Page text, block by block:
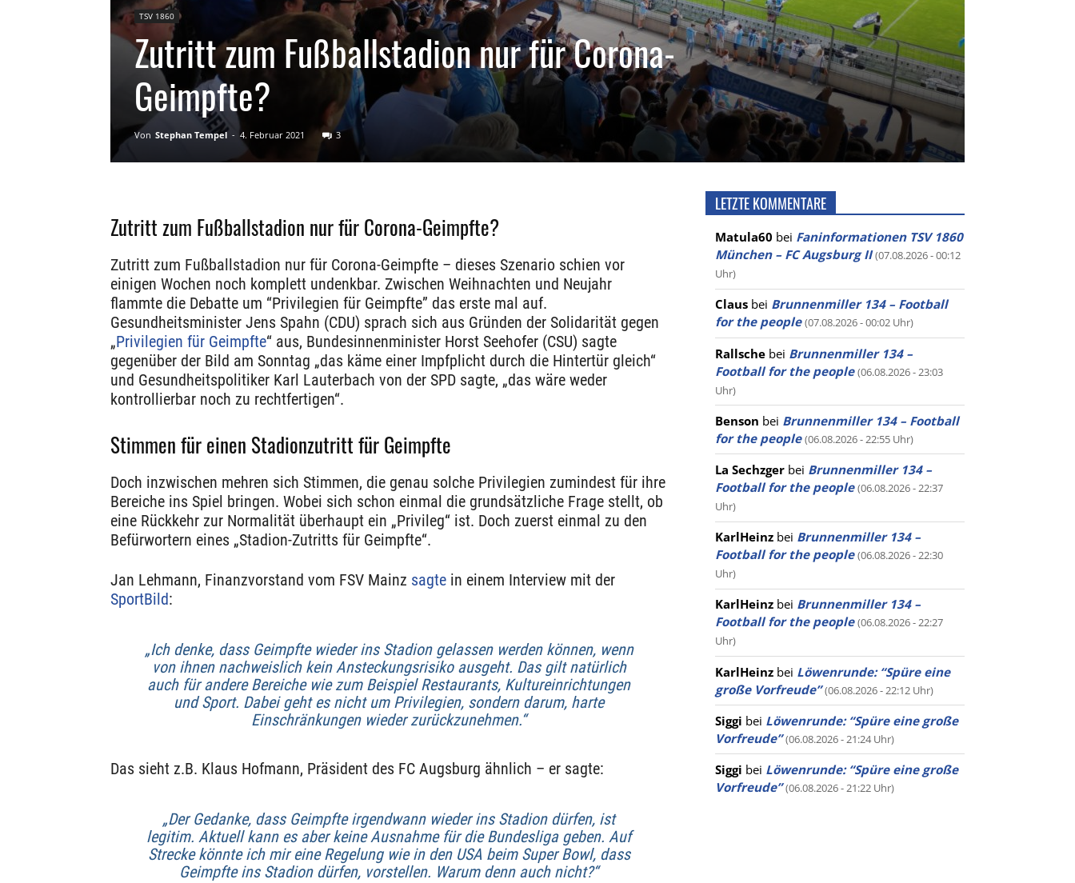
TSV 1860
Zutritt zum Fußballstadion nur für Corona-
Geimpfte?
Von Stephan Tempel - 4. Februar 2021 3
Zutritt zum Fußballstadion nur für Corona-Geimpfte?
Zutritt zum Fußballstadion nur für Corona-Geimpfte – dieses Szenario schien vor
einigen Wochen noch komplett undenkbar. Zwischen Weihnachten und Neujahr
flammte die Debatte um “Privilegien für Geimpfte” das erste mal auf.
Gesundheitsminister Jens Spahn (CDU) sprach sich aus Gründen der Solidarität gegen
„Privilegien für Geimpfte“ aus, Bundesinnenminister Horst Seehofer (CSU) sagte
gegenüber der Bild am Sonntag „das käme einer Impfplicht durch die Hintertür gleich“
und Gesundheitspolitiker Karl Lauterbach von der SPD sagte, „das wäre weder
kontrollierbar noch zu rechtfertigen“.
Stimmen für einen Stadionzutritt für Geimpfte
Doch inzwischen mehren sich Stimmen, die genau solche Privilegien zumindest für ihre
Bereiche ins Spiel bringen. Wobei sich schon einmal die grundsätzliche Frage stellt, ob
eine Rückkehr zur Normalität überhaupt ein „Privileg“ ist. Doch zuerst einmal zu den
Befürwortern eines „Stadion-Zutritts für Geimpfte“.
Jan Lehmann, Finanzvorstand vom FSV Mainz sagte in einem Interview mit der
SportBild:
„Ich denke, dass Geimpfte wieder ins Stadion gelassen werden können, wenn
von ihnen nachweislich kein Ansteckungsrisiko ausgeht. Das gilt natürlich
auch für andere Bereiche wie zum Beispiel Restaurants, Kultureinrichtungen
und Sport. Dabei geht es nicht um Privilegien, sondern darum, harte
Einschränkungen wieder zurückzunehmen.“
Das sieht z.B. Klaus Hofmann, Präsident des FC Augsburg ähnlich – er sagte:
„Der Gedanke, dass Geimpfte irgendwann wieder ins Stadion dürfen, ist
legitim. Aktuell kann es aber keine Ausnahme für die Bundesliga geben. Auf
Strecke könnte ich mir eine Regelung wie in den USA beim Super Bowl, dass
Geimpfte ins Stadion dürfen, vorstellen. Warum denn auch nicht?“
LETZTE KOMMENTARE
Matula60 bei Faninformationen TSV 1860
München – FC Augsburg II (07.08.2026 - 00:12
Uhr)
Claus bei Brunnenmiller 134 – Football
for the people (07.08.2026 - 00:02 Uhr)
Rallsche bei Brunnenmiller 134 –
Football for the people (06.08.2026 - 23:03
Uhr)
Benson bei Brunnenmiller 134 – Football
for the people (06.08.2026 - 22:55 Uhr)
La Sechzger bei Brunnenmiller 134 –
Football for the people (06.08.2026 - 22:37
Uhr)
KarlHeinz bei Brunnenmiller 134 –
Football for the people (06.08.2026 - 22:30
Uhr)
KarlHeinz bei Brunnenmiller 134 –
Football for the people (06.08.2026 - 22:27
Uhr)
KarlHeinz bei Löwenrunde: “Spüre eine
große Vorfreude” (06.08.2026 - 22:12 Uhr)
Siggi bei Löwenrunde: “Spüre eine große
Vorfreude” (06.08.2026 - 21:24 Uhr)
Siggi bei Löwenrunde: “Spüre eine große
Vorfreude” (06.08.2026 - 21:22 Uhr)